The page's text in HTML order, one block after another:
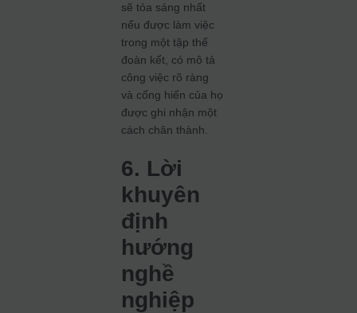
sẽ tỏa sáng nhất
nếu được làm việc
trong một tập thể
đoàn kết, có mô tả
công việc rõ ràng
và cống hiến của họ
được ghi nhận một
cách chân thành.
6. Lời
khuyên
định
hướng
nghề
nghiệp